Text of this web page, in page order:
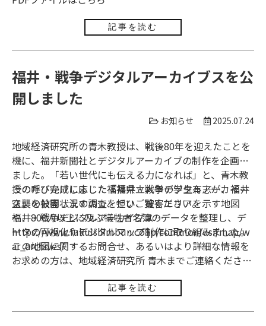
記事を読む
福井・戦争デジタルアーカイブスを公
開しました
お知らせ 2025.07.24
地域経済研究所の青木教授は、戦後80年を迎えたことを
機に、福井新聞社とデジタルアーカイブの制作を企画し
ました。「若い世代にも伝える力になれば」と、青木教
授の呼びかけに応じた福井県立大学の学生有志が、福井
空襲の被害状況の調査を担い、被害エリアを示す地図
や、800人以上に及ぶ犠牲者名簿のデータを整理し、デ
ータの可視化やデジタルマップ制作に取り組みました。
このたび完成しました『福井・戦争デジタルアーカイブ
ス』を公開しますので、ぜひご覧ください。
福井・戦争デジタルアーカイブス
https://www.fukuishimbun.co.jp/common/usr/map/w
ar_archives/
この地図に関するお問合せ、あるいはより詳細な情報を
お求めの方は、地域経済研究所 青木までご連絡くださ
記事を読む